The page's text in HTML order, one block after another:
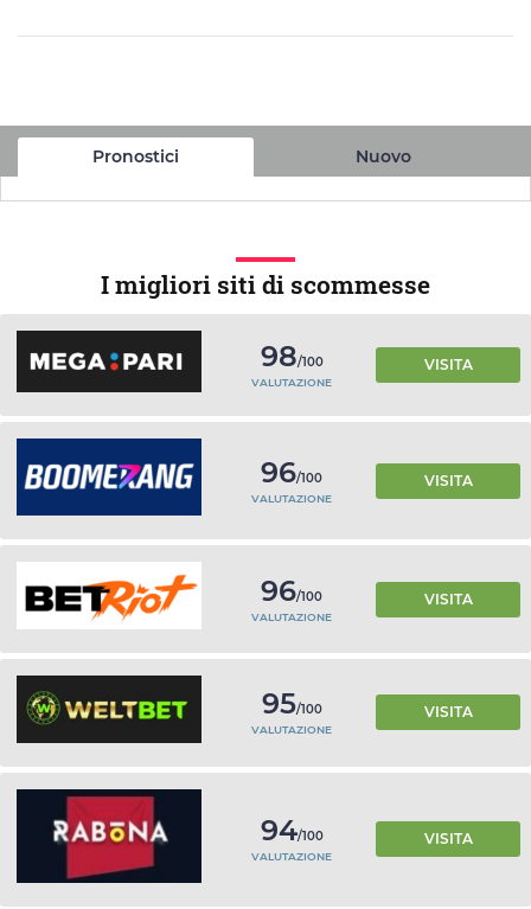
Pronostici Nuovo
I migliori siti di scommesse
98/100
VALUTAZIONE
VISITA
96/100
VALUTAZIONE
VISITA
96/100
VALUTAZIONE
VISITA
95/100
VALUTAZIONE
VISITA
94/100
VALUTAZIONE
VISITA